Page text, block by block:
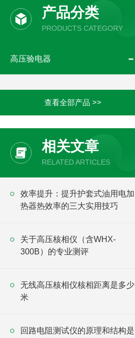
产品分类
PRODUCTS CATEGORY
高压验电器
查看全部产品 >>
相关文章
RELATED ARTICLES
效率提升：提升护套式油用电加
热器热效率的三大实用技巧
关于高压核相仪（含WHX-
300B）的专业测评
无线高压核相仪核相距离是多少
米
回路电阻测试仪的原理和结构是